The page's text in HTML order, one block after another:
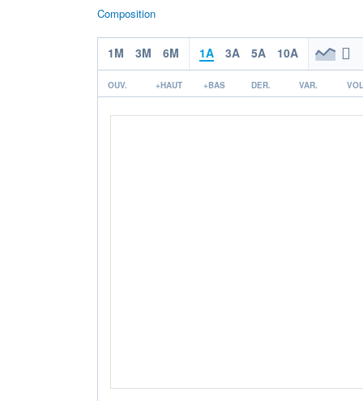
Composition
1M 3M 6M 1A 3A 5A 10A
OUV. +HAUT +BAS DER. VAR.